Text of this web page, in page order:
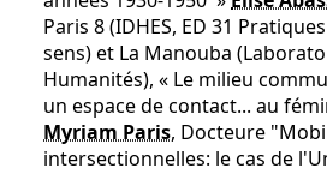
Paris 8 (IDHES, ED 31
sens) et La Manouba
Humanités), « Le milieu
un espace de contact... au
Myriam Paris, Docteure
intersectionnelles: le cas de